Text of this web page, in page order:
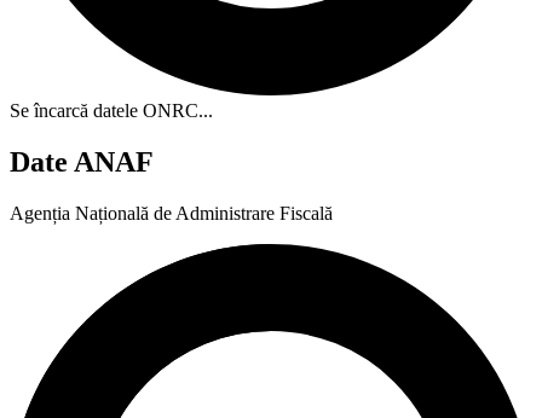
Se încarcă datele ONRC...
Date ANAF
Agenția Națională de Administrare Fiscală